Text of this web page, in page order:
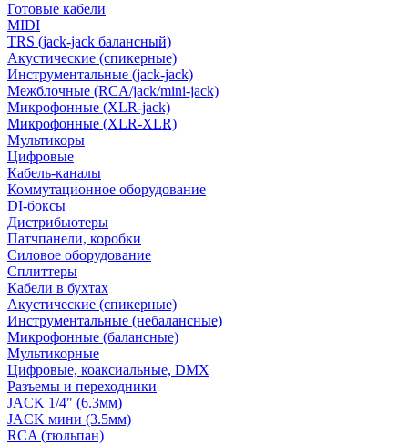
Готовые кабели
MIDI
TRS (jack-jack балансный)
Акустические (спикерные)
Инструментальные (jack-jack)
Межблочные (RCA/jack/mini-jack)
Микрофонные (XLR-jack)
Микрофонные (XLR-XLR)
Мультикоры
Цифровые
Кабель-каналы
Коммутационное оборудование
DI-боксы
Дистрибьютеры
Патчпанели, коробки
Силовое оборудование
Сплиттеры
Кабели в бухтах
Акустические (спикерные)
Инструментальные (небалансные)
Микрофонные (балансные)
Мультикорные
Цифровые, коаксиальные, DMX
Разъемы и переходники
JACK 1/4" (6.3мм)
JACK мини (3.5мм)
RCA (тюльпан)